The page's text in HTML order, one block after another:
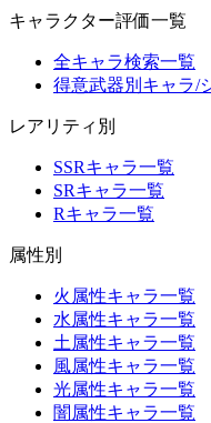
キャラクター評価一覧
全キャラ検索一覧
得意武器別キャラ/
レアリティ別
SSRキャラ一覧
SRキャラ一覧
Rキャラ一覧
属性別
火属性キャラ一覧
水属性キャラ一覧
土属性キャラ一覧
風属性キャラ一覧
光属性キャラ一覧
闇属性キャラ一覧